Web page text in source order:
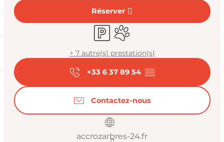
Réserver
ParkingAnimaux acceptés
+ 7 autre(s) prestation(s)
+33 6 37 89 54 ▒▒
Contactez-nous
accrozarbres-24.fr